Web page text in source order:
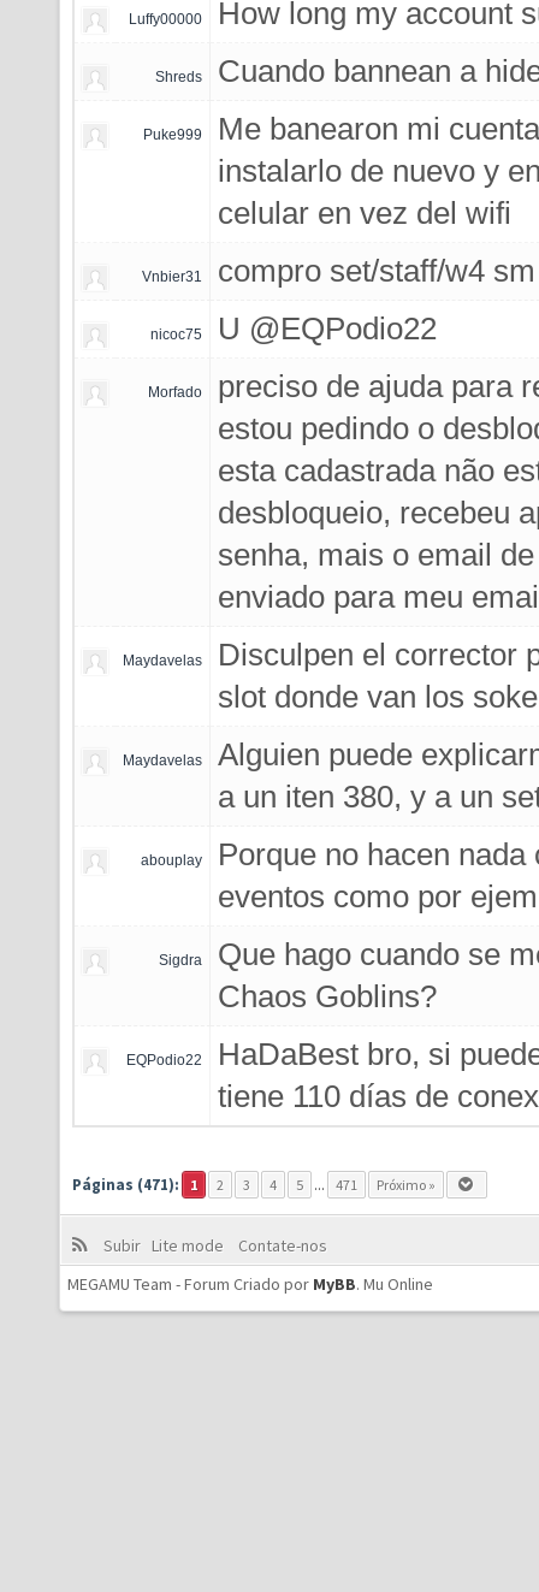
Luffy00000 How long my account
Shreds Cuando bannean a
Puke999
Me banearon mi
instalarlo de nuevo y
celular en vez del wifi
Vnbier31 compro set/staff/w4
nicoc75 U @EQPodio22
Morfado
preciso de ajuda para
estou pedindo o
esta cadastrada não
desbloqueio, recebeu
senha, mais o email
enviado para meu
Maydavelas
Disculpen el corrector
slot donde van los soke
Maydavelas
Alguien puede
a un iten 380, y a un
abouplay
Porque no hacen
eventos como por
Sigdra
Que hago cuando se
Chaos Goblins?
EQPodio22
HaDaBest bro, si
tiene 110 días de
Páginas (471): 1 2 3 4 5 ... 471 Próximo »
Subir Lite mode
Contate-nos
MEGAMU Team - Forum Criado por MyBB. Mu Online